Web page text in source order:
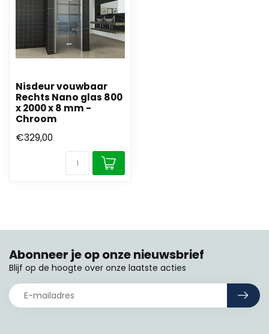
Nisdeur vouwbaar
Rechts Nano glas 800
x 2000 x 8 mm -
Chroom
€329,00
Abonneer je op onze nieuwsbrief
Blijf op de hoogte over onze laatste acties